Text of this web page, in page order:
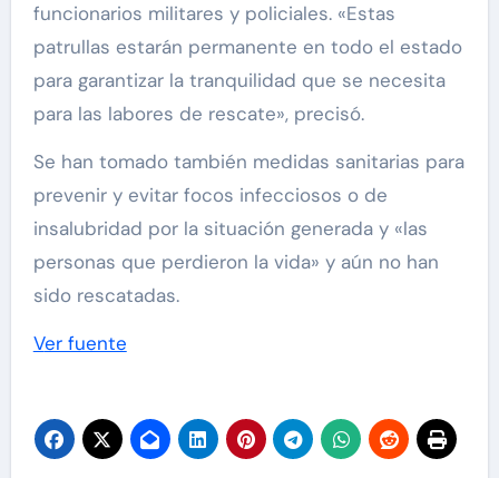
funcionarios militares y policiales. «Estas
patrullas estarán permanente en todo el estado
para garantizar la tranquilidad que se necesita
para las labores de rescate», precisó.
Se han tomado también medidas sanitarias para
prevenir y evitar focos infecciosos o de
insalubridad por la situación generada y «las
personas que perdieron la vida» y aún no han
sido rescatadas.
Ver fuente